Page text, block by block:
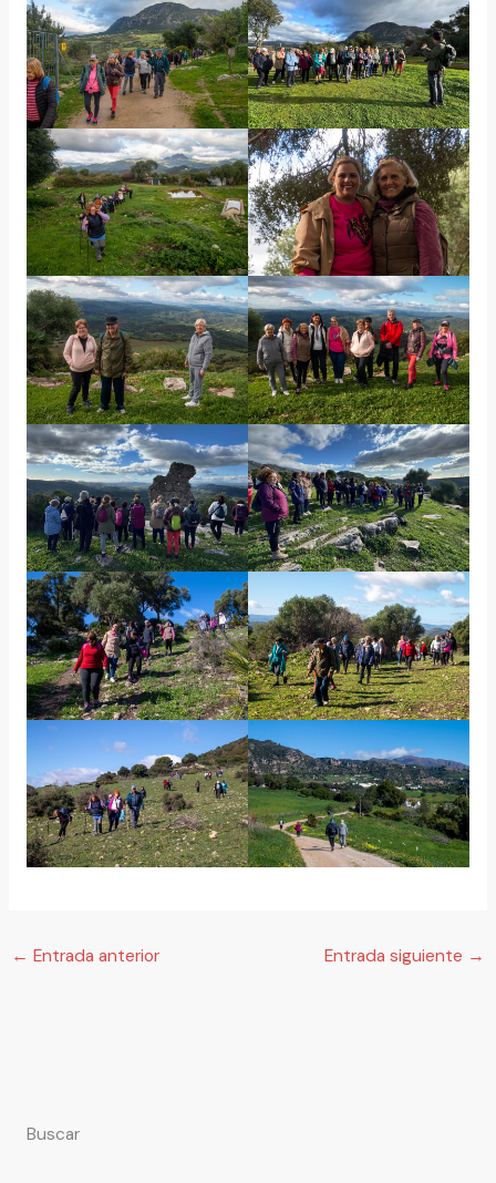
← Entrada anterior Entrada siguiente →
Buscar